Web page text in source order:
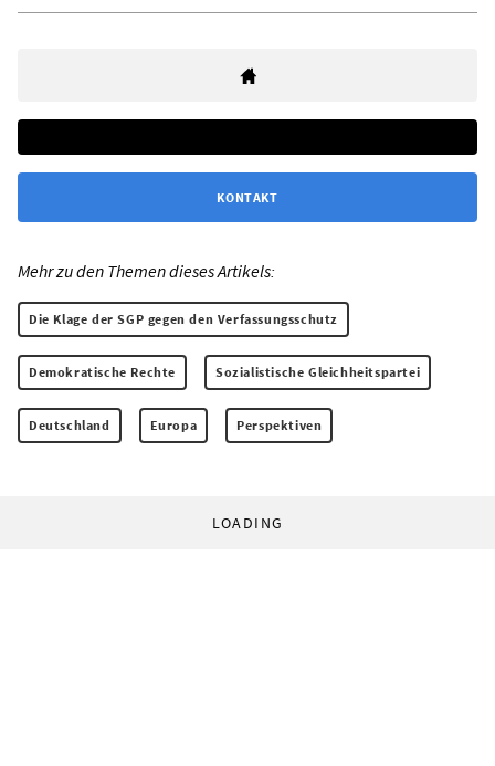
KONTAKT
Mehr zu den Themen dieses Artikels:
Die Klage der SGP gegen den Verfassungsschutz
Demokratische Rechte Sozialistische Gleichheitspartei
Deutschland Europa Perspektiven
LOADING